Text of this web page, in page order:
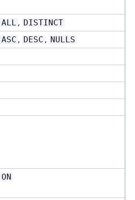
ALL , DISTINCT
ASC , DESC , NULLS
ON